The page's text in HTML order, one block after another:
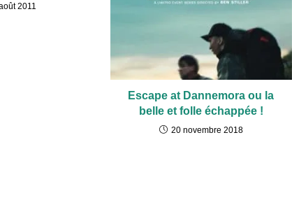
2011
Escape at Dannemora ou la
belle et folle échappée !
20 novembre 2018